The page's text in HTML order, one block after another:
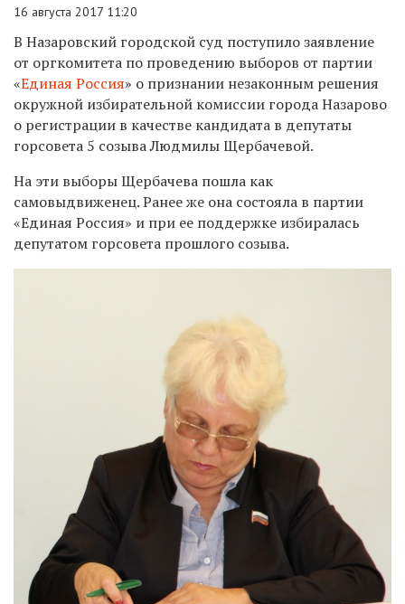
16 августа 2017 11:20
В Назаровский городской суд поступило заявление
от оргкомитета по проведению выборов от партии
«Единая Россия» о признании незаконным решения
окружной избирательной комиссии города Назарово
о регистрации в качестве кандидата в депутаты
горсовета 5 созыва Людмилы Щербачевой.
На эти выборы Щербачева пошла как
самовыдвиженец. Ранее же она состояла в партии
«Единая Россия» и при ее поддержке избиралась
депутатом горсовета прошлого созыва.